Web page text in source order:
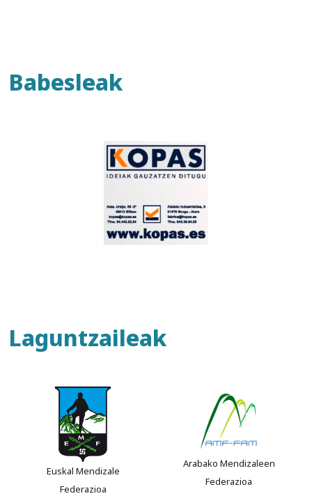
Babesleak
Laguntzaileak
Euskal Mendizale
Federazioa
Arabako Mendizaleen
Federazioa